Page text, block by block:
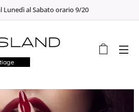
Lunedì al Sabato orario 9/20